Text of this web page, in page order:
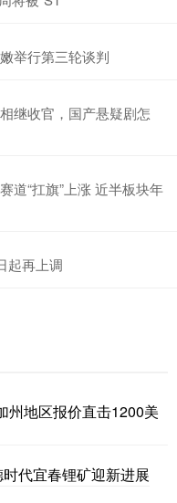
举行第三轮谈判
继收官，国产悬疑剧怎
道“扛旗”上涨 近半板块年
起再上调
州地区报价直击1200美
代宜春锂矿迎新进展